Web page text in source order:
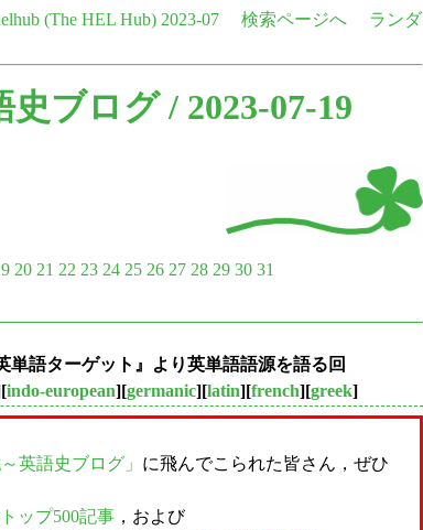
(The HEL Hub) 2023-07 検索ページへ
ランダ
史ブログ/ 2023-07-19
20 21 22 23 24 25 26 27 28 29 30 31
単語ターゲット』より英単語語源を語る回
indo-european][germanic][latin][french][greek]
～英語史ブログ」 に飛んでこられた皆さん，ぜひ
ップ500記事 ，および